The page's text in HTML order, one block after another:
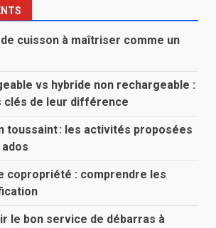
cuisson à maîtriser comme un
vs hybride non rechargeable :
clés de leur différence
toussaint : les activités proposées
copropriété : comprendre les
le bon service de débarras à